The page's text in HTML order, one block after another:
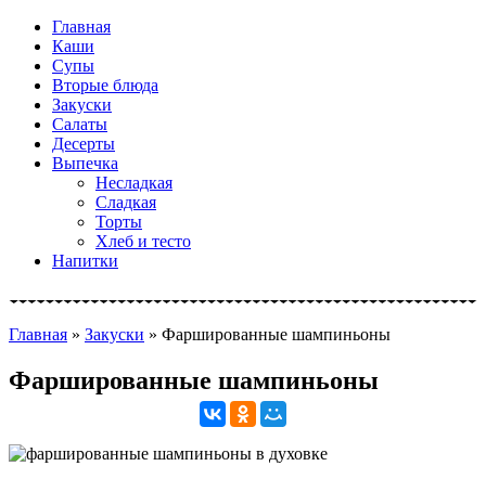
Главная
Каши
Супы
Вторые блюда
Закуски
Салаты
Десерты
Выпечка
Несладкая
Сладкая
Торты
Хлеб и тесто
Напитки
Главная » Закуски » Фаршированные шампиньоны
Фаршированные шампиньоны